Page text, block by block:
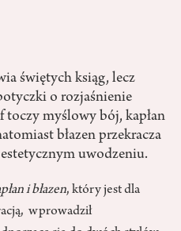
świętych ksiąg, lecz
o rozjaśnienie
toczy myślowy bój, kapłan
błazen przekracza
uwodzeniu.
i błazen, który jest dla
wprowadził